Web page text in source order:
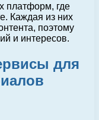
платформ, где
Каждая из них
поэтому
и интересов.
для